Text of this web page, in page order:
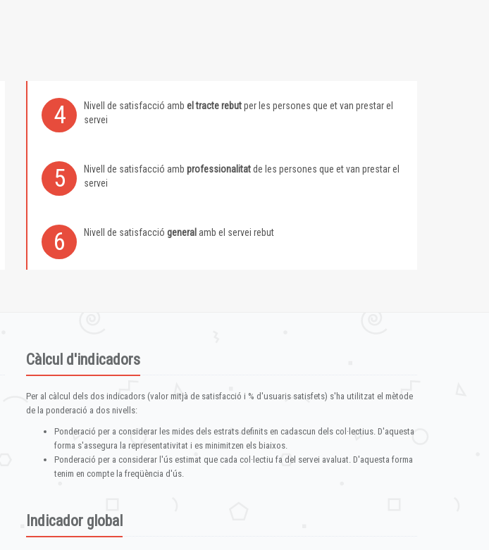
4 Nivell de satisfacció amb el tracte rebutper les persones que et van prestar el
servei
5 Nivell de satisfacció amb professionalitatde les persones que et van prestar el
servei
6 Nivell de satisfacció general amb el servei rebut
Càlcul d'indicadors
Per al càlcul dels dos indicadors (valor mitjà de satisfacció i % d'usuaris satisfets) s'ha utilitzat el mètode
de la ponderació a dos nivells:
Ponderació per a considerar les mides dels estrats definits en cadascun dels col·lectius. D'aquesta
forma s'assegura la representativitat i es minimitzen els biaixos.
Ponderació per a considerar l'ús estimat que cada col·lectiu fa del servei avaluat. D'aquesta forma
tenim en compte la freqüència d'ús.
Indicador global